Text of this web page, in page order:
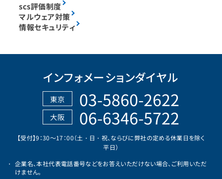
scs評価制度
マルウェア対策
情報セキュリティ
インフォメーションダイヤル
東京 03-5860-2622
大阪 06-6346-5722
【受付】9：30～17：00（土・日・祝、ならびに弊社の定める休業日を除く
平日）
企業名、本社代表電話番号などをお答えいただけない場合、ご利用いただ
けません。